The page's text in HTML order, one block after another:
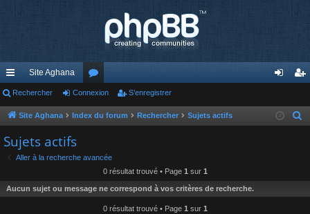
cc
ès
ra
pi
Site Aghana
or
u
s
ne nr
r
Rechercher Connexion S’enregistrer
Site Aghana Index du forum Rechercher Sujets actifs
Sujets actifs
Aller à la recherche avancée
0 résultat trouvé • Page 1 sur 1
Aucun sujet ou message ne correspond à vos critères de recherche.
0 résultat trouvé • Page 1 sur 1